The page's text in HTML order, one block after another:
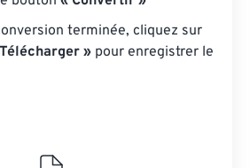
terminée, cliquez sur
» pour enregistrer le